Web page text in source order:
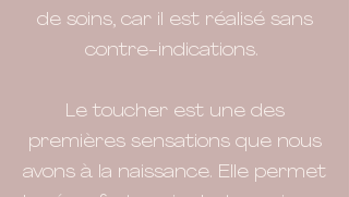
de soins, car il est réalisé sans
contre-indications.
Le toucher est une des
premières sensations que nous
avons à la naissance. Elle permet